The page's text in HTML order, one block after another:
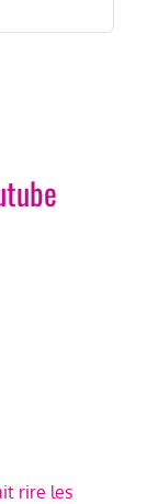
rire les